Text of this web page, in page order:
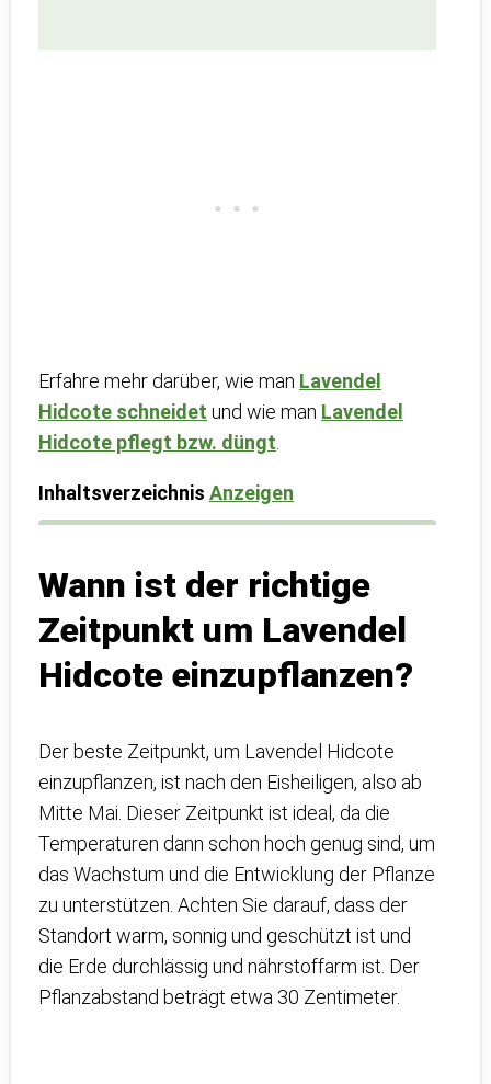
Erfahre mehr darüber, wie man Lavendel
Hidcote schneidet und wie man Lavendel
Hidcote pflegt bzw. düngt
Inhaltsverzeichnis Anzeigen
Wann ist der richtige
Zeitpunkt um Lavendel
Hidcote einzupflanzen?
Der beste Zeitpunkt, um Lavendel Hidcote
einzupflanzen, ist nach den Eisheiligen, also ab
Mitte Mai. Dieser Zeitpunkt ist ideal, da die
Temperaturen dann schon hoch genug sind, um
das Wachstum und die Entwicklung der Pflanze
zu unterstützen. Achten Sie darauf, dass der
Standort warm, sonnig und geschützt ist und
die Erde durchlässig und nährstoffarm ist. Der
Pflanzabstand beträgt etwa 30 Zentimeter.